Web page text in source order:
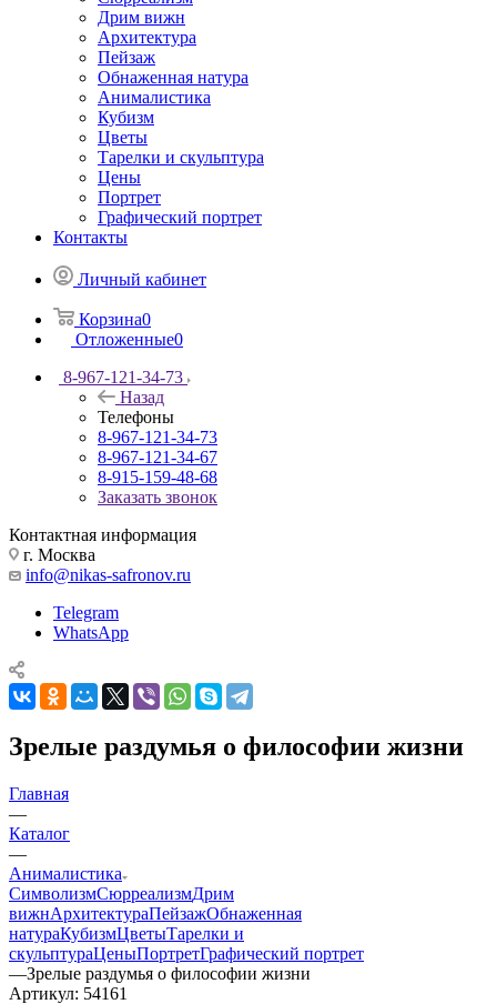
Дрим вижн
Архитектура
Пейзаж
Обнаженная натура
Анималистика
Кубизм
Цветы
Тарелки и скульптура
Цены
Портрет
Графический портрет
Контакты
Личный кабинет
Корзина0
Отложенные0
8-967-121-34-73
Назад
Телефоны
8-967-121-34-73
8-967-121-34-67
8-915-159-48-68
Заказать звонок
Контактная информация
г. Москва
info@nikas-safronov.ru
Telegram
WhatsApp
Зрелые раздумья о философии жизни
Главная
—
Каталог
—
Анималистика
СимволизмСюрреализмДрим
вижнАрхитектураПейзажОбнаженная
натураКубизмЦветыТарелки и
скульптураЦеныПортретГрафический портрет
—Зрелые раздумья о философии жизни
Артикул: 54161